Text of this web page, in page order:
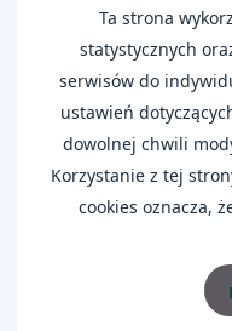
prognostycznym
współczesną
wskazania
powtórzenia się
w nieruchomości
kapitału. Przed
konsultację z
finansowym.
Ta strona
statystycznych
serwisów do
ustawień
dowolnej chwili
Korzystanie z tej
cookies oznacza,